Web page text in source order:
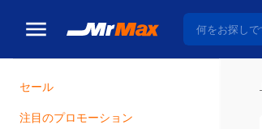
セール
注目のプロモーション